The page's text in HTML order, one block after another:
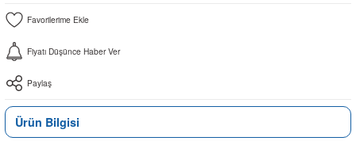
Fiyatı Düşünce Haber Ver
Paylaş
Ürün Bilgisi